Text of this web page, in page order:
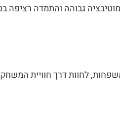
גבוהה והתמדה רציפה
לחוות דרך חוויית